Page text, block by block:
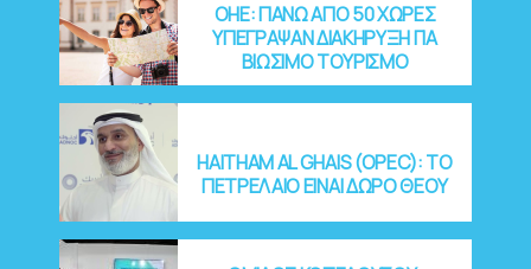
OHE: ΠΑΝΩ ΑΠΟ 50 ΧΩΡΕΣ
ΥΠΕΓΡΑΨΑΝ ΔΙΑΚΗΡΥΞΗ ΓΙΑ
ΒΙΩΣΙΜΟ ΤΟΥΡΙΣΜΟ
HAITHAM AL GHAIS (OPEC): ΤΟ
ΠΕΤΡΕΛΑΙΟ ΕΙΝΑΙ ΔΩΡΟ ΘΕΟΥ